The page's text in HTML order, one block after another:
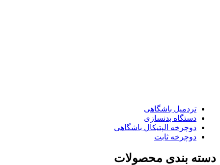
تردمیل باشگاهی
دستگاه بدنسازی
دوچرخه الپتیکال باشگاهی
دوچرخه ثابت
دسته بندی محصولات